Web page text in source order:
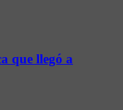
que llegó a